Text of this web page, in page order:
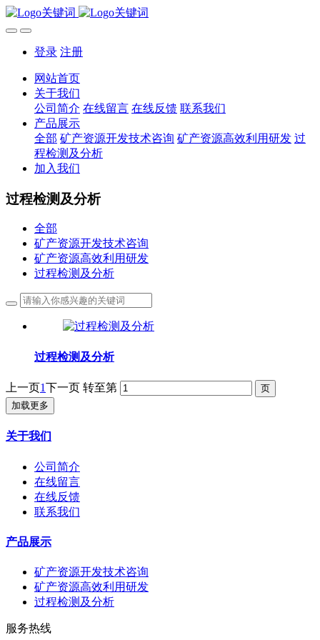
登录 注册
网站首页
关于我们
公司简介 在线留言 在线反馈 联系我们
产品展示
全部 矿产资源开发技术咨询 矿产资源高效利用研发 过
程检测及分析
加入我们
过程检测及分析
全部
矿产资源开发技术咨询
矿产资源高效利用研发
过程检测及分析
过程检测及分析
上一页1下一页 转至第
加载更多
关于我们
公司简介
在线留言
在线反馈
联系我们
产品展示
矿产资源开发技术咨询
矿产资源高效利用研发
过程检测及分析
服务热线